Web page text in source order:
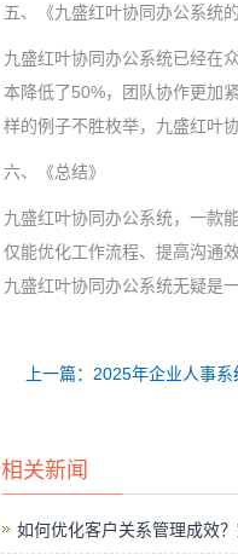
五、《九盛红叶协同办公系统
九盛红叶协同办公系统已经在
本降低了50%，团队协作更加
样的例子不胜枚举，九盛红叶
六、《总结》
九盛红叶协同办公系统，一款
仅能优化工作流程、提高沟通
九盛红叶协同办公系统无疑是
上一篇：2025年企业人事
相关新闻
如何优化客户关系管理成效